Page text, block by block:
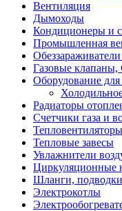
Вентиляция
Дымоходы
Кондиционеры и
Промышленная
Обеззараживатели
Газовые клапаны,
Оборудование
Радиаторы
Счетчики газа и
Тепловентиляторы
Тепловые завесы
Увлажнители
Циркуляционные
Шланги,
Электрокотлы